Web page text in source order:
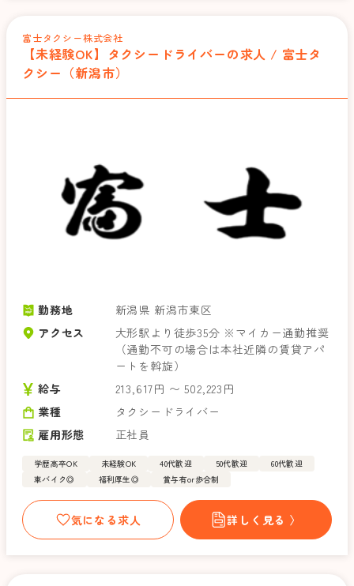
富士タクシー株式会社
【未経験OK】タクシードライバーの求人 / 富士タ
クシー（新潟市）
勤務地
新潟県 新潟市東区
アクセス
大形駅より徒歩35分 ※マイカー通勤推奨
（通勤不可の場合は本社近隣の賃貸アパ
ートを斡旋）
給与
213,617円 〜 502,223円
業種
タクシードライバー
雇用形態
正社員
学歴高卒OK 未経験OK 40代歓迎 50代歓迎
60代歓迎
車バイク◎
福利厚生◎ 賞与有or歩合制
気になる求人 詳しく見る 〉